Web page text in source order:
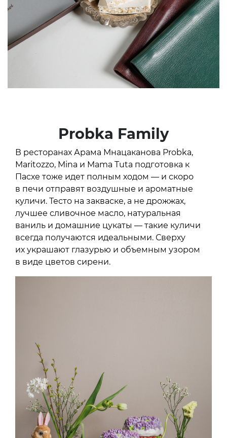
Probka Family
В ресторанах Арама Мнацаканова Probka,
Maritozzo, Mina и Mama Tuta подготовка к
Пасхе тоже идет полным ходом — и скоро
в печи отправят воздушные и ароматные
куличи. Тесто на закваске, а не дрожжах,
лучшее сливочное масло, натуральная
ваниль и домашние цукаты — такие куличи
всегда получаются идеальными. Сверху
их украшают глазурью и объемным узором
в виде цветов сирени.